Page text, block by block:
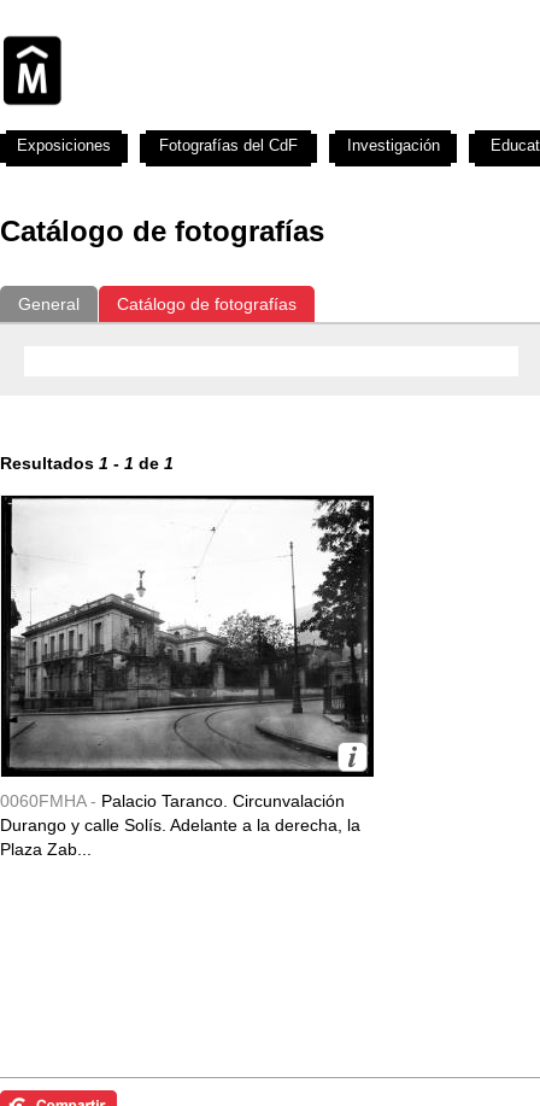
Catálogo de fotografías
General Catálogo de fotografías
Resultados 1 - 1 de 1
0060FMHA - Palacio Taranco. Circunvalación
Durango y calle Solís. Adelante a la derecha, la
Plaza Zab...
Exposiciones Fotografías del CdF Investigación